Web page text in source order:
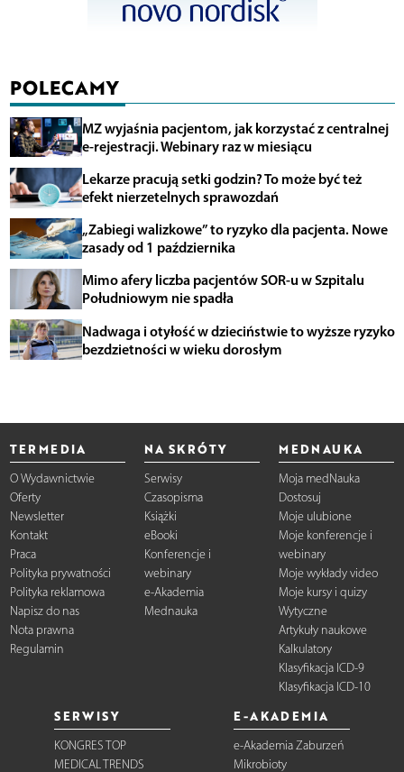
POLECAMY
MZ wyjaśnia pacjentom, jak korzystać z centralnej
e-rejestracji. Webinary raz w miesiącu
Lekarze pracują setki godzin? To może być też
efekt nierzetelnych sprawozdań
„Zabiegi walizkowe” to ryzyko dla pacjenta. Nowe
zasady od 1 października
Mimo afery liczba pacjentów SOR-u w Szpitalu
Południowym nie spadła
Nadwaga i otyłość w dzieciństwie to wyższe ryzyko
bezdzietności w wieku dorosłym
TERMEDIA
O Wydawnictwie
Oferty
Newsletter
Kontakt
Praca
Polityka prywatności
Polityka reklamowa
Napisz do nas
Nota prawna
Regulamin
NA SKRÓTY
Serwisy
Czasopisma
Książki
eBooki
Konferencje i
webinary
e-Akademia
Mednauka
MEDNAUKA
Moja medNauka
Dostosuj
Moje ulubione
Moje konferencje i
webinary
Moje wykłady video
Moje kursy i quizy
Wytyczne
Artykuły naukowe
Kalkulatory
Klasyfikacja ICD-9
Klasyfikacja ICD-10
SERWISY
KONGRES TOP
MEDICAL TRENDS
E-AKADEMIA
e-Akademia Zaburzeń
Mikrobioty